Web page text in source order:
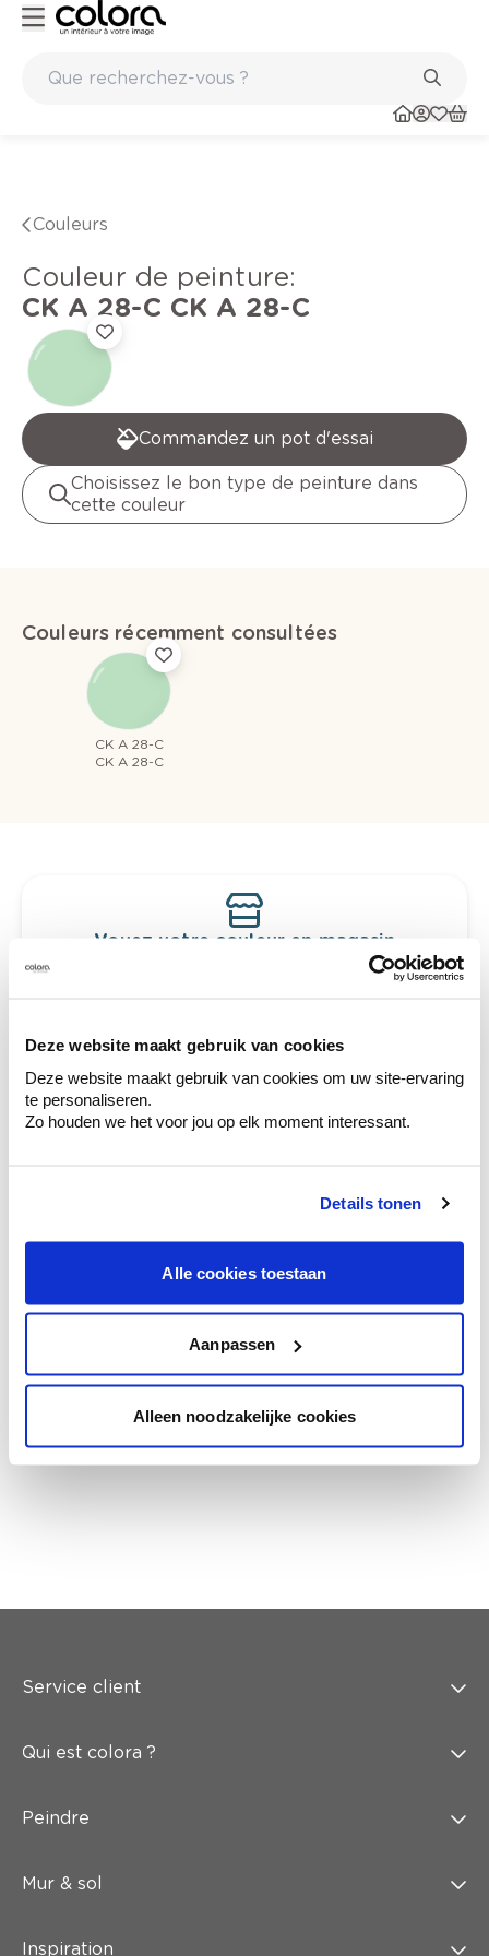
Deze website maakt gebruik van cookies
Deze website maakt gebruik van cookies om uw site-ervaring
te personaliseren.
Zo houden we het voor jou op elk moment interessant.
Details tonen
Alle cookies toestaan
Aanpassen
Alleen noodzakelijke cookies
Couleurs
Couleur de peinture:
CK A 28-C CK A 28-C
Commandez un pot d'essai
Choisissez le bon type de peinture dans
cette couleur
Couleurs récemment consultées
CK A 28-C
CK A 28-C
Voyez votre couleur en magasin
Découvrez des échantillons de votre
votre couleur.
Obtenez des conseils personnalisés sur la
combinaison de couleurs.
Conseil couleur à domicile
en couleur.
l'éclairage et de votre mobilier.
Obtenez un contrôle technologique de vos
Service client
Qui est colora ?
Peindre
Mur & sol
Inspiration